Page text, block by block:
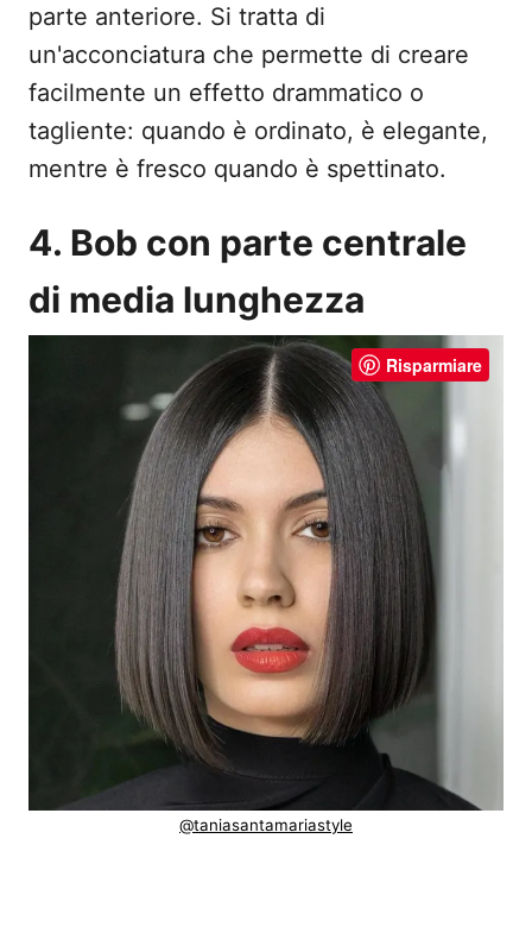
parte anteriore. Si tratta di
un'acconciatura che permette di creare
facilmente un effetto drammatico o
tagliente: quando è ordinato, è elegante,
mentre è fresco quando è spettinato.
4. Bob con parte centrale
di media lunghezza
Risparmiare
@taniasantamariastyle